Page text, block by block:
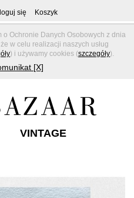
Ochronie Danych Osobowych z dnia
w celu realizacji naszych usług
) i używamy cookies (szczegóły).
[X]
się Koszyk
VINTAGE